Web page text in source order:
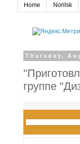
Home Norilsk
Thursday,
группе